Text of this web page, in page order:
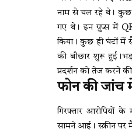
नाम से चल रहे थे। कुछ
गए थे। इन ग्रुप्स में
किया। कुछ ही घंटों
की बौछार शुरू
प्रदर्शन को तेज करने
फोन की जांच
गिरफ्तार आरोपियों के
सामने आई। स्क्रीन